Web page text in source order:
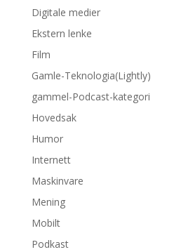
Digitale medier
Ekstern lenke
Film
Gamle-Teknologia(Lightly)
gammel-Podcast-kategori
Hovedsak
Humor
Internett
Maskinvare
Mening
Mobilt
Podkast